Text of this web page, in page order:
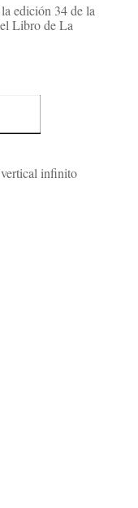
edición 34 de la
Libro de La
infinito